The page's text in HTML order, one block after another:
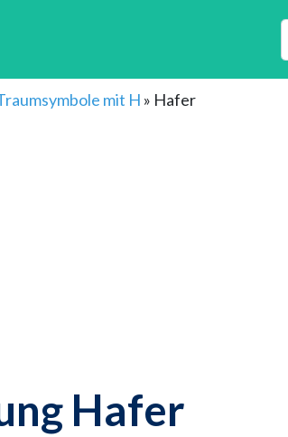
mit H » Hafer
Hafer